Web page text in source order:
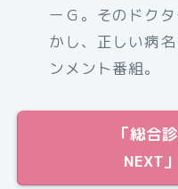
ーＧ。そのドク
かし、正しい病
ンメント番組。
「総合
NEXT